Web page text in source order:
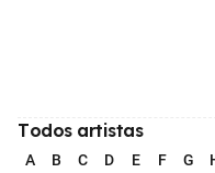
Todos artistas
A B C D E F G